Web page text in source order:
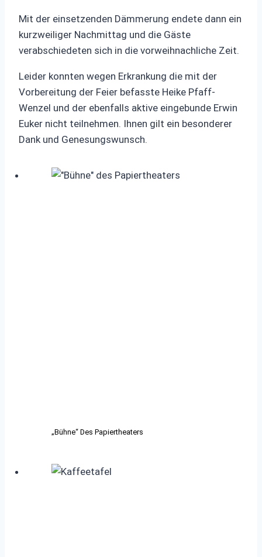
Mit der einsetzenden Dämmerung endete dann ein
kurzweiliger Nachmittag und die Gäste
verabschiedeten sich in die vorweihnachliche Zeit.
Leider konnten wegen Erkrankung die mit der
Vorbereitung der Feier befasste Heike Pfaff-
Wenzel und der ebenfalls aktive eingebunde Erwin
Euker nicht teilnehmen. Ihnen gilt ein besonderer
Dank und Genesungswunsch.
„Bühne“ Des Papiertheaters